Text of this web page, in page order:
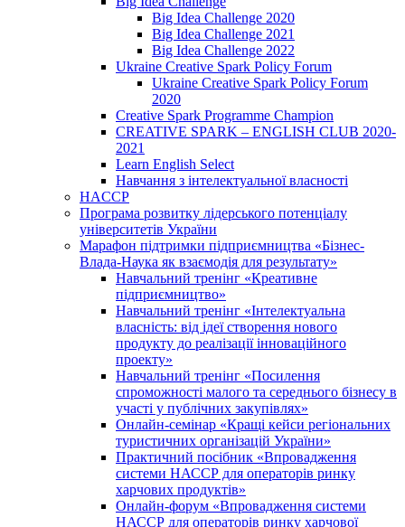
Big Idea Challenge 2020
Big Idea Challenge 2021
Big Idea Challenge 2022
Ukraine Creative Spark Policy Forum
Ukraine Creative Spark Policy Forum
2020
Creative Spark Programme Champion
CREATIVE SPARK – ENGLISH CLUB 2020-
2021
Learn English Select
Навчання з інтелектуальної власності
HACCP
Програма розвитку лідерського потенціалу
університетів України
Марафон підтримки підприємництва «Бізнес-
Влада-Наука як взаємодія для результату»
Навчальний тренінг «Креативне
підприємництво»
Навчальний тренінг «Інтелектуальна
власність: від ідеї створення нового
продукту до реалізації інноваційного
проекту»
Навчальний тренінг «Посилення
спроможності малого та середнього бізнесу в
участі у публічних закупівлях»
Онлайн-семінар «Кращі кейси регіональних
туристичних організацій України»
Практичний посібник «Впровадження
системи НАССР для операторів ринку
харчових продуктів»
Онлайн-форум «Впровадження системи
НАССР для операторів ринку харчової